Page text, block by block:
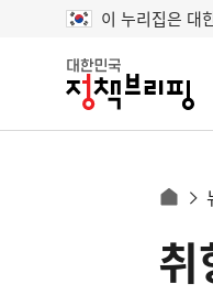
이 누리집은 대
대
민
으
로